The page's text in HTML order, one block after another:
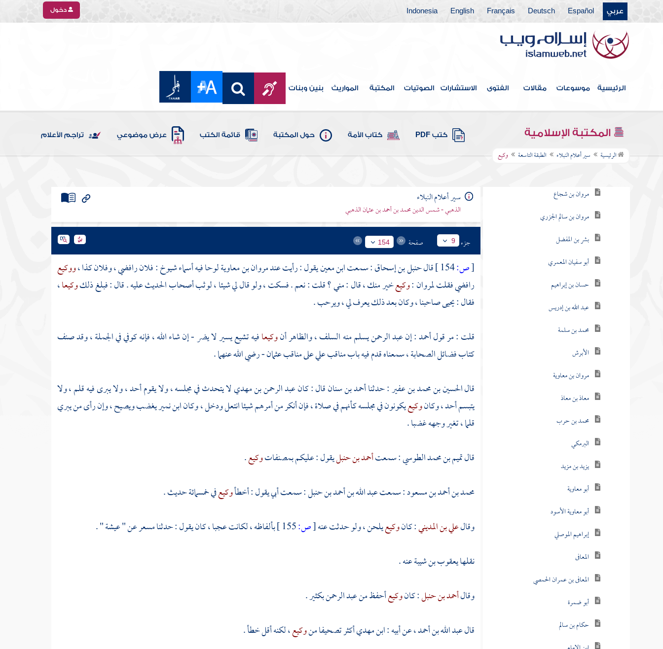
عربي Español
Deutsch
Français
English
Indonesia دخول
الرئيسية موسوعات مقالات الفتوى الاستشارات الصوتيات المكتبة المواريث بنين وبنات
المكتبة الإسلامية كتب PDF كتاب الأمة حول المكتبة قائمة الكتب عرض موضوعي تراجم الأعلام
الرئيسية سير أعلام النبلاء الطبقة التاسعة وكيع
الطبقة الثانية
الطبقة الثالثة
الطبقة الرابعة
الطبقة الخامسة
الطبقة السادسة
الطبقة السابعة
الطبقة التاسعة
مروان بن شجاع
مروان بن سالم الجزري
بشر بن المفضل
أبو سفيان المعمري
حسان بن إبراهيم
عبد الله بن إدريس
محمد بن سلمة
الأبرش
مروان بن معاوية
معاذ بن معاذ
محمد بن حرب
البرمكي
يزيد بن مزيد
أبو معاوية
أبو معاوية الأسود
إبراهيم الموصلي
المعافى
المعافى بن عمران الحمصي
أبو ضمرة
حكام بن سالم
سير أعلام النبلاء
الذهبي - شمس الدين محمد بن أحمد بن عثمان الذهبي
جزء 9 صفحة 154
[ص: قالحنبل بن إسحاق: سمعتابن معينيقول : رأيت عندمروان بن معاويةلوحا فيه أسماء شيوخ : فلان رافضي ، وفلان كذا ،ووكيع
رافضي فقلتلمروان:وكيعخير منك ، قال : مني ؟ قلت : نعم . فسكت ، ولو قال لي شيئا ، لوثب أصحاب الحديث عليه . قال : فبلغ ذلكوكيعا،
فقال :يحيىصاحبنا ، وكان بعد ذلك يعرف لي ، ويرحب .
قلت : مر قولأحمد: إنعبد الرحمنيسلم منه السلف ، والظاهر أنوكيعافيه تشيع يسير لا يضر - إن شاء الله ، فإنه كوفي في الجملة ، وقد صنف
كتاب فضائل الصحابة ، سمعناه قدم فيه باب مناقب علي على مناقبعثمان- رضي الله عنهما .
قالالحسين بن محمد بن عفير: حدثناأحمد بن سنانقال : كانعبد الرحمن بن مهديلا يتحدث في مجلسه ، ولا يقوم أحد ، ولا يبرى فيه قلم ، ولا
يتبسم أحد ، وكانوكيعيكونون في مجلسه كأنهم في صلاة ، فإن أنكر من أمرهم شيئا انتعل ودخل ، وكانابن نميريغضب ويصيح ، وإن رأى من يبري
قلما ، تغير وجهه غضبا .
قالتميم بن محمد الطوسي: سمعتأحمد بن حنبليقول : عليكم بمصنفاتوكيع.
محمد بن أحمد بن مسعود: سمعتعبد الله بن أحمد بن حنبل: سمعت أبي يقول : أخطأوكيعفي خمسمائة حديث .
وقالعلي بن المديني: كانوكيعيلحن ، ولو حدثت عنه[ص: بألفاظه ، لكانت عجبا ، كان يقول : حدثنامسعرعن "عيشة" .
نقلهايعقوب بن شيبةعنه .
وقالأحمد بن حنبل: كانوكيعأحفظ منعبد الرحمنبكثير .
قالعبد الله بن أحمد، عن أبيه :ابن مهديأكثر تصحيفا منوكيع، لكنه أقل خطأ .